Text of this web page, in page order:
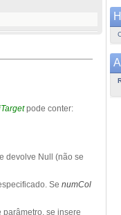
pode conter:
devolve Null (não se
Se numCol
parâmetro, se insere